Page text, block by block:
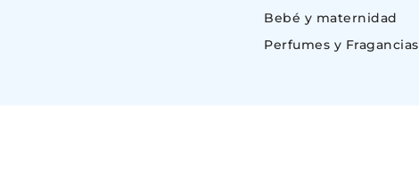
Bebé y maternidad
Perfumes y Fragancias